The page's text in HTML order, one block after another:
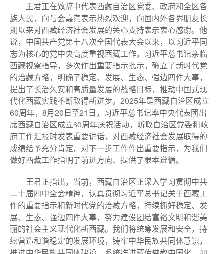
王君正在致辞中代表西藏自治区党委、政府和全区各
族人民，向与会嘉宾表示热烈欢迎，向国内外各界朋友长
期以来对西藏经济社会发展的关心支持表示衷心感谢。他
说，中国共产党第十八次全国代表大会以来，以习近平同
志为核心的党中央高度重视西藏工作，习近平总书记亲临
西藏视察指导，多次作出重要指示批示，确立了新时代党
的治藏方略，明确了稳定、发展、生态、强边四件大事，
提出了长治久安和高质量发展的战略目标，推动中国式现
代化西藏实践不断取得新进步。2025年是西藏自治区成立
60周年，8月20日至21日，习近平总书记率中央代表团出
席西藏自治区成立60周年庆祝活动，听取自治区党委和政
府工作汇报时发表重要讲话，对西藏经济社会发展取得的
成绩给予充分肯定，对下一步工作作出重要指示，为我们
做好西藏工作指明了前进方向、提供了根本遵循。
王君正指出，当前，西藏自治区正深入学习贯彻中共
二十届四中全会精神，认真贯彻习近平总书记关于西藏工
作的重要指示和新时代党的治藏方略，持续抓好稳定、发
展、生态、强边四件大事，努力建设团结富裕文明和谐美
丽的社会主义现代化新西藏。我们将统筹发展和安全，持
续营造和谐稳定的发展环境，铸牢中华民族共同体意识，